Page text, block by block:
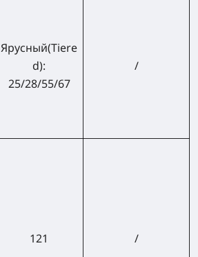
Ярусный(Tiere
d):
25/28/55/67
/
121 /